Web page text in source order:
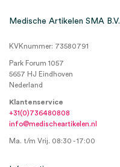
Medische Artikelen SMA B.V.
KVKnummer: 73580791
Park Forum 1057
5657 HJ Eindhoven
Nederland
Klantenservice
+31(0)736480808
info@medischeartikelen.nl
Ma. t/m Vrij. 08:30 - 17:00